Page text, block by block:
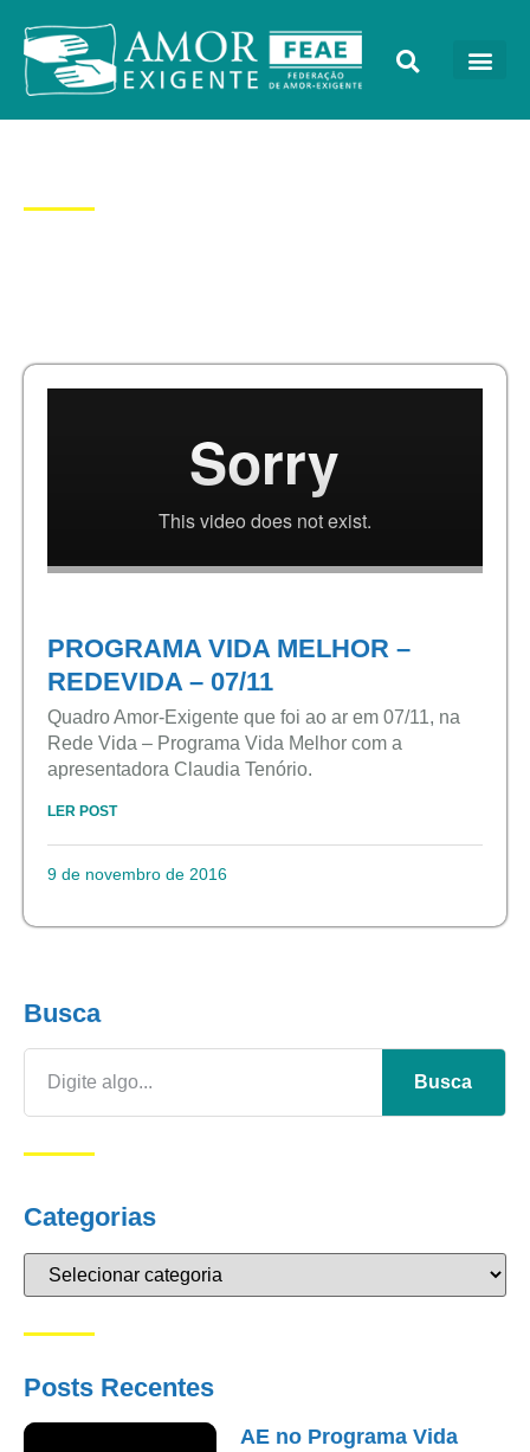
PROGRAMA VIDA MELHOR –
REDEVIDA – 07/11
Quadro Amor-Exigente que foi ao ar em 07/11, na
Rede Vida – Programa Vida Melhor com a
apresentadora Claudia Tenório.
LER POST
9 de novembro de 2016
Busca
Busca
Categorias
Posts Recentes
AE no Programa Vida